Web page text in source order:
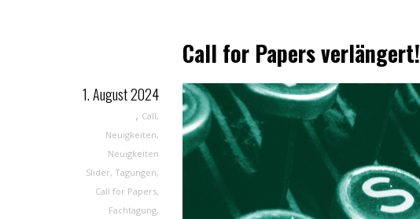
Call for Papers verlängert!
1. August 2024
, Call,
Neuigkeiten,
Neuigkeiten
Slider, Tagungen,
Call for Papers,
Fachtagung,